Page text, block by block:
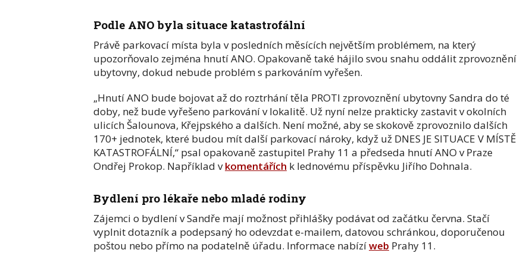
Podle ANO byla situace katastrofální
Právě parkovací místa byla v posledních měsících největším problémem, na který
upozorňovalo zejména hnutí ANO. Opakovaně také hájilo svou snahu oddálit zprovoznění
ubytovny, dokud nebude problém s parkováním vyřešen.
„Hnutí ANO bude bojovat až do roztrhání těla PROTI zprovoznění ubytovny Sandra do té
doby, než bude vyřešeno parkování v lokalitě. Už nyní nelze prakticky zastavit v okolních
ulicích Šalounova, Křejpského a dalších. Není možné, aby se skokově zprovoznilo dalších
170+ jednotek, které budou mít další parkovací nároky, když už DNES JE SITUACE V MÍSTĚ
KATASTROFÁLNÍ,“ psal opakovaně zastupitel Prahy 11 a předseda hnutí ANO v Praze
Ondřej Prokop. Například vkomentářích k lednovému příspěvku Jiřího Dohnala.
Bydlení pro lékaře nebo mladé rodiny
Zájemci o bydlení v Sandře mají možnost přihlášky podávat od začátku června. Stačí
vyplnit dotazník a podepsaný ho odevzdat e-mailem, datovou schránkou, doporučenou
poštou nebo přímo na podatelně úřadu. Informace nabízíweb Prahy 11.